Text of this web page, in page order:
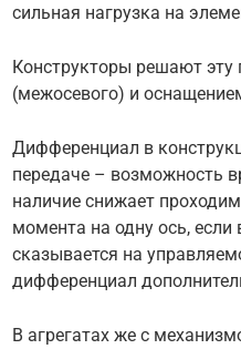
сильная нагрузка на
Конструкторы решают
(межосевого) и
Дифференциал в
передаче – возможность
наличие снижает
момента на одну ось, если
сказывается на
дифференциал
В агрегатах же с